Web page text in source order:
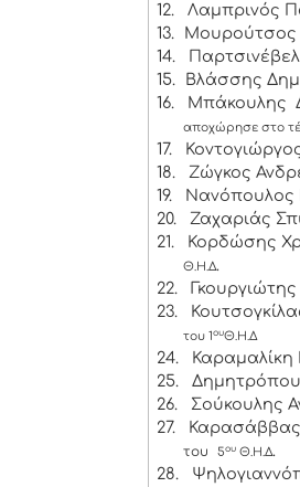
12.
Λαμπρινός
13.
Μουρούτσος
14.
15.
Βλάσσης
16.
Μπάκουλης
αποχώρησε στο
17.
18.
Ζώγκος
19.
Νανόπουλος
20.
Ζαχαριάς
21.
Κορδώσης
Θ.Η.Δ.
22.
23.
του 1
ουΘ.Η.Δ
24.
Καραμαλίκη
25.
26.
Σούκουλης
27.
Καρασάββας
του
5ουΘ.Η.Δ.
28.